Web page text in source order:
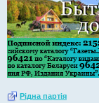
Рiдна партiя